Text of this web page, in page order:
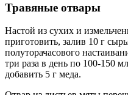
Травяные отвары
Настой из сухих и
приготовить, залив 10 г
полуторачасового
три раза в день по 100-150
добавить 5 г меда.